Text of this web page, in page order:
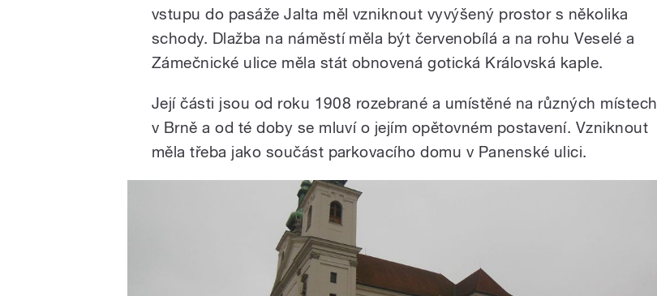
vstupu do pasáže Jalta měl vzniknout vyvýšený prostor s několika
schody. Dlažba na náměstí měla být červenobílá a na rohu Veselé a
Zámečnické ulice měla stát obnovená gotická Královská kaple.
Její části jsou od roku 1908 rozebrané a umístěné na různých místech
v Brně a od té doby se mluví o jejím opětovném postavení. Vzniknout
měla třeba jako součást parkovacího domu v Panenské ulici.